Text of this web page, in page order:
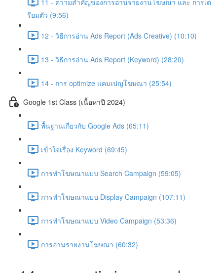
รียมตัว (9:56)
12 - วิธีการอ่าน Ads Report (Ads Creative) (10:10)
13 - วิธีการอ่าน Ads Report (Keyword) (28:20)
14 - การ optimize แคมเปญโฆษณา (25:54)
Google 1st Class (เนื้อหาปี 2024)
พื้นฐานเกี่ยวกับ Google Ads (65:11)
เข้าใจเรื่อง Keyword (69:45)
การทำโฆษณาแบบ Search Campaign (59:05)
การทำโฆษณาแบบ Display Campaign (107:11)
การทำโฆษณาแบบ Video Campaign (53:36)
การอ่านรายงานโฆษณา (60:32)